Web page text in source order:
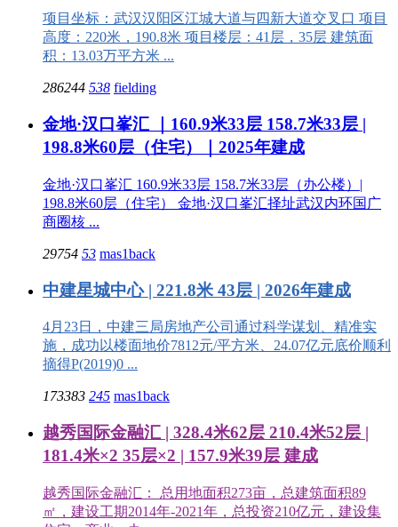
项目坐标：武汉汉阳区江城大道与四新大道交叉口 项目
高度：220米，190.8米 项目楼层：41层，35层 建筑面
积：13.03万平方米 ...
286244 538 fielding
金地·汉口峯汇 ｜160.9米33层 158.7米33层 |
198.8米60层（住宅）｜2025年建成
金地·汉口峯汇 160.9米33层 158.7米33层（办公楼）|
198.8米60层（住宅） 金地·汉口峯汇择址武汉内环国广
商圈核 ...
29754 53 mas1back
中建星城中心 | 221.8米 43层 | 2026年建成
4月23日，中建三局房地产公司通过科学谋划、精准实
施，成功以楼面地价7812元/平方米、24.07亿元底价顺利
摘得P(2019)0 ...
173383 245 mas1back
越秀国际金融汇 | 328.4米62层 210.4米52层 |
181.4米×2 35层×2 | 157.9米39层 建成
越秀国际金融汇： 总用地面积273亩，总建筑面积89
㎡，建设工期2014年-2021年，总投资210亿元，建设集